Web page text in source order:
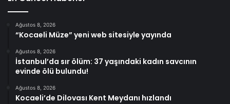
Ağustos 8, 2026
“Kocaeli Müze” yeni web sitesiyle yayında
Ağustos 8, 2026
İstanbul’da sır ölüm: 37 yaşındaki kadın savcının
evinde ölü bulundu!
Ağustos 8, 2026
Kocaeli’de Dilovası Kent Meydanı hızlandı